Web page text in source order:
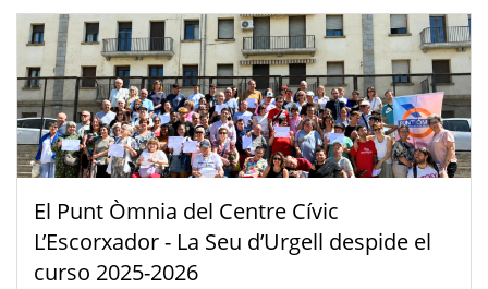
El Punt Òmnia del Centre Cívic
L’Escorxador - La Seu d’Urgell despide el
curso 2025-2026